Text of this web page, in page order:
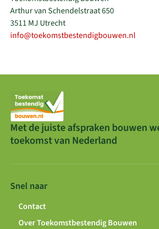
Arthur van Schendelstraat 650
3511 MJ Utrecht
info@toekomstbestendigbouwen.nl
Met de juiste afspraken bouwen
toekomst van Nederland
Snel naar
Contact
Over Toekomstbestendig Bouwen